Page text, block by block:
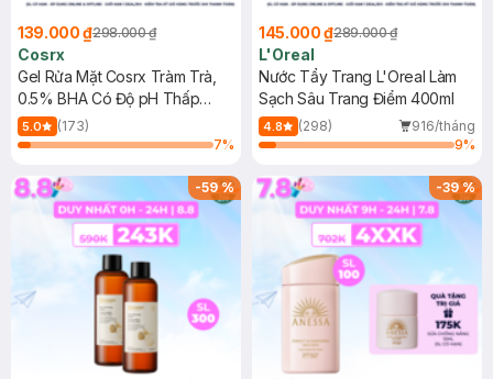
139.000 ₫298.000 ₫
Cosrx
Gel Rửa Mặt Cosrx Tràm Trà,
0.5% BHA Có Độ pH Thấp
150ml
5.0
(173)
7%
145.000 ₫289.000 ₫
L'Oreal
Nước Tẩy Trang L'Oreal Làm
Sạch Sâu Trang Điểm 400ml
4.8 (298)
916/tháng
9%
-59% -39%